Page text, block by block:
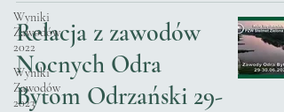
Wyniki
Zawodów
2022
Wyniki
Zawodów
2023
Relacja z zawodów
Nocnych Odra
Bytom Odrzański 29-